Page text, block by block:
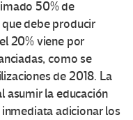
50% de
debe producir
20% viene por
como se
de 2018. La
asumir la educación
adicionar los